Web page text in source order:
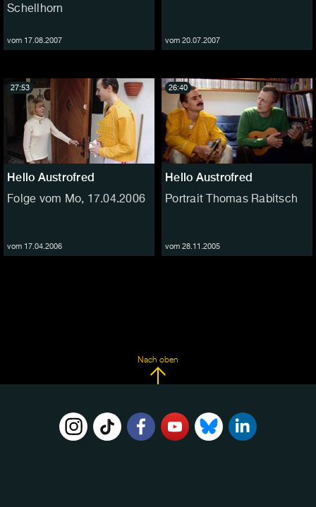
Schellhorn
vom 17.08.2007 vom 20.07.2007
Hello Austrofred
Folge vom Mo, 17.04.2006
vom 17.04.2006
27:53
Hello Austrofred
Portrait Thomas Rabitsch
vom 28.11.2005
26:40
Nach oben